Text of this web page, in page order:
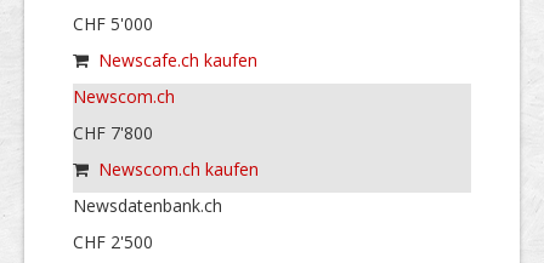
CHF 5'000
Newscafe.ch kaufen
Newscom.ch
CHF 7'800
Newscom.ch kaufen
Newsdatenbank.ch
CHF 2'500